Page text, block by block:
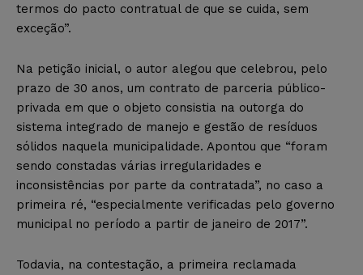
termos do pacto contratual de que se cuida, sem
exceção”.
Na petição inicial, o autor alegou que celebrou, pelo
prazo de 30 anos, um contrato de parceria público-
privada em que o objeto consistia na outorga do
sistema integrado de manejo e gestão de resíduos
sólidos naquela municipalidade. Apontou que “foram
sendo constadas várias irregularidades e
inconsistências por parte da contratada”, no caso a
primeira ré, “especialmente verificadas pelo governo
municipal no período a partir de janeiro de 2017”.
Todavia, na contestação, a primeira reclamada